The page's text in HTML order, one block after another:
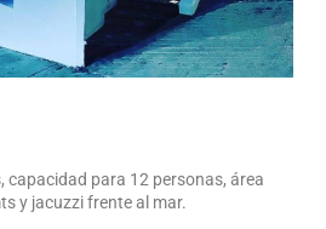
capacidad para 12 personas, área
y jacuzzi frente al mar.